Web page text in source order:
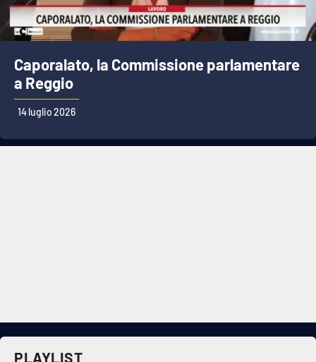
Caporalato, la Commissione parlamentare
a Reggio
14 luglio 2026
PLAYLIST